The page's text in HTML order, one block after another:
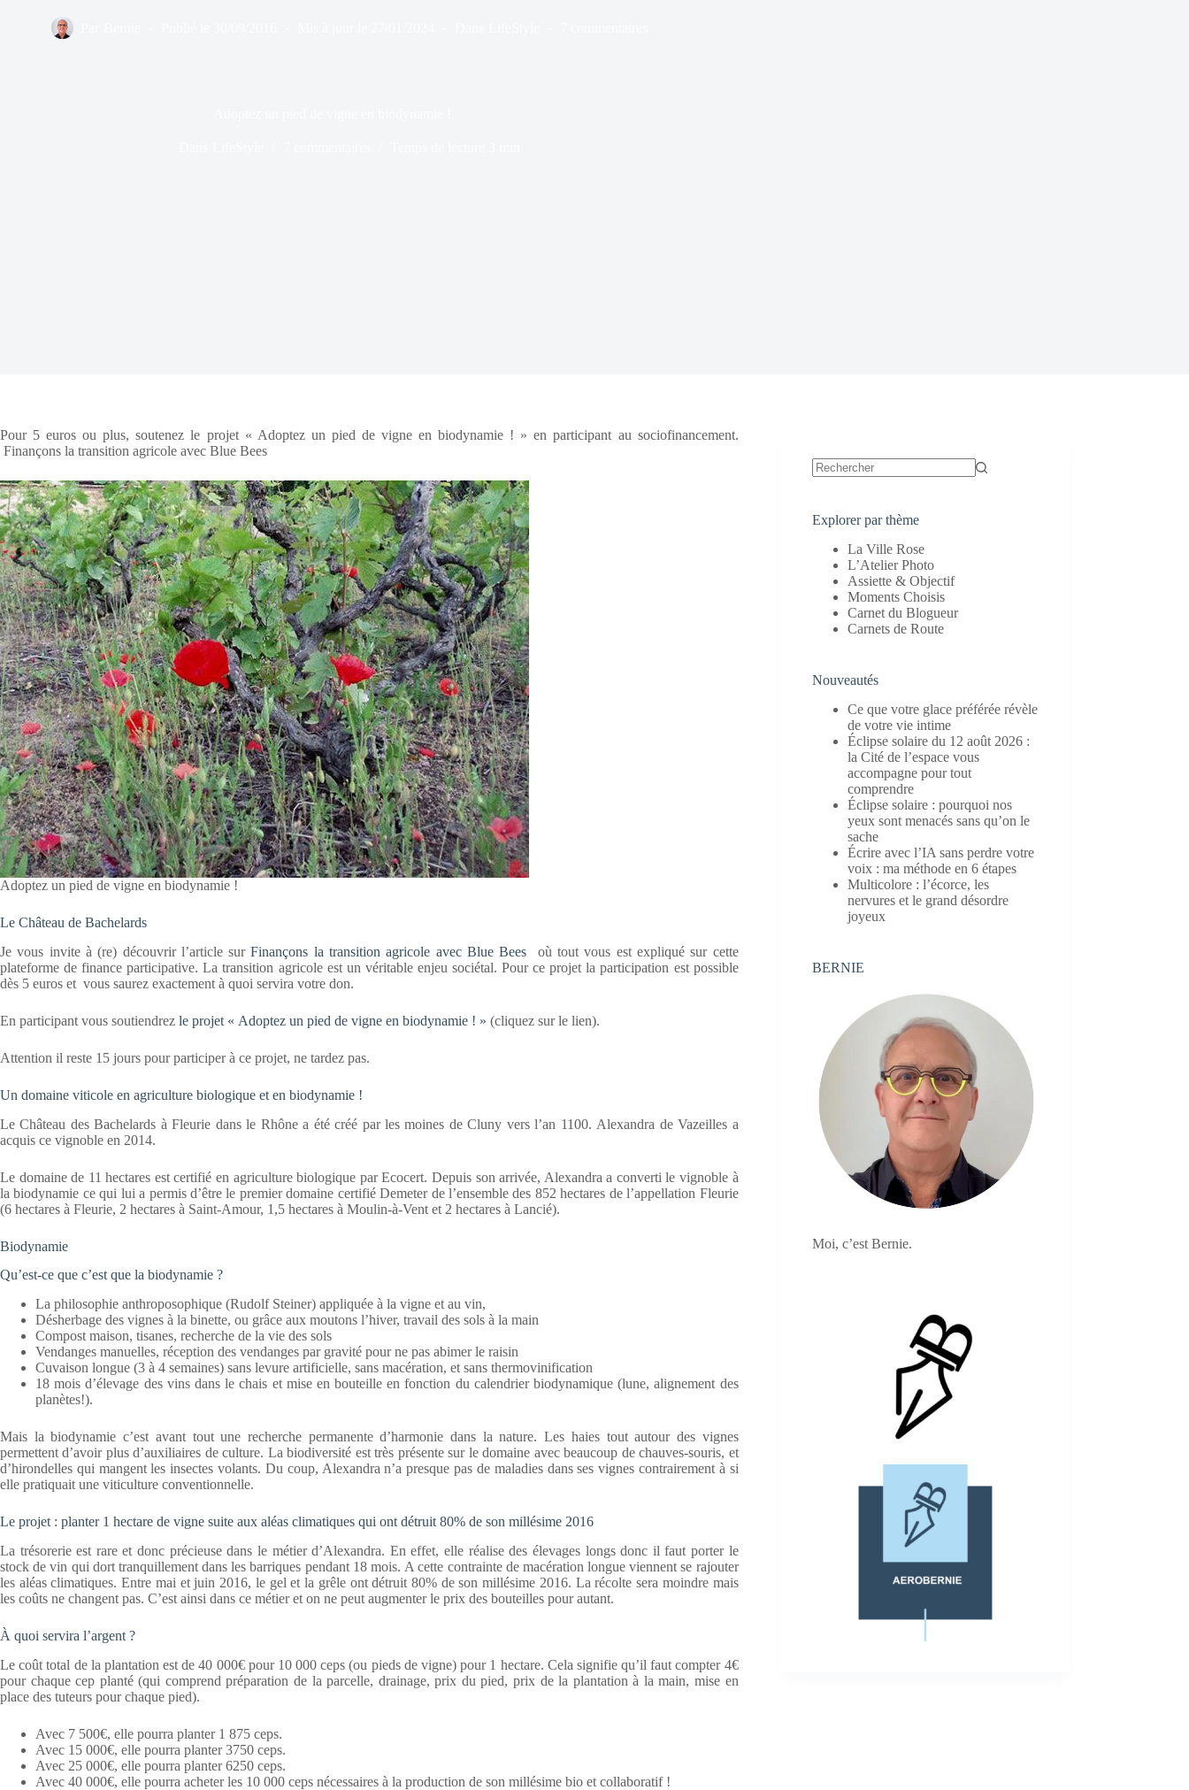
Pour 5 euros ou plus, soutenez le projet « Adoptez un pied de vigne en biodynamie ! » en participant au sociofinancement.
Finançons la transition agricole avec Blue Bees
Adoptez un pied de vigne en biodynamie !
Le Château de Bachelards
Je vous invite à (re) découvrir l’article surFinançons la transition agricole avec Blue Bees où tout vous est expliqué sur cette
plateforme de finance participative. La transition agricole est un véritable enjeu sociétal. Pour ce projet la participation est possible
dès 5 euros et vous saurez exactement à quoi servira votre don.
En participant vous soutiendrez le projet « Adoptez un pied de vigne en biodynamie ! » (cliquez sur le lien).
Attention il reste 15 jours pour participer à ce projet, ne tardez pas.
Un domaine viticole en agriculture biologique et en biodynamie !
Le Château des Bachelards à Fleurie dans le Rhône a été créé par les moines de Cluny vers l’an 1100. Alexandra de Vazeilles a
acquis ce vignoble en 2014.
Le domaine de 11 hectares est certifié en agriculture biologique par Ecocert. Depuis son arrivée, Alexandra a converti le vignoble à
la biodynamie ce qui lui a permis d’être le premier domaine certifié Demeter de l’ensemble des 852 hectares de l’appellation Fleurie
(6 hectares à Fleurie, 2 hectares à Saint-Amour, 1,5 hectares à Moulin-à-Vent et 2 hectares à Lancié).
Biodynamie
Qu’est-ce que c’est que la biodynamie ?
La philosophie anthroposophique (Rudolf Steiner) appliquée à la vigne et au vin,
Désherbage des vignes à la binette, ou grâce aux moutons l’hiver, travail des sols à la main
Compost maison, tisanes, recherche de la vie des sols
Vendanges manuelles, réception des vendanges par gravité pour ne pas abimer le raisin
Cuvaison longue (3 à 4 semaines) sans levure artificielle, sans macération, et sans thermovinification
18 mois d’élevage des vins dans le chais et mise en bouteille en fonction du calendrier biodynamique (lune, alignement des
planètes!).
Mais la biodynamie c’est avant tout une recherche permanente d’harmonie dans la nature. Les haies tout autour des vignes
permettent d’avoir plus d’auxiliaires de culture. La biodiversité est très présente sur le domaine avec beaucoup de chauves-souris, et
d’hirondelles qui mangent les insectes volants. Du coup, Alexandra n’a presque pas de maladies dans ses vignes contrairement à si
elle pratiquait une viticulture conventionnelle.
Le projet : planter 1 hectare de vigne suite aux aléas climatiques qui ont détruit 80% de son millésime 2016
La trésorerie est rare et donc précieuse dans le métier d’Alexandra. En effet, elle réalise des élevages longs donc il faut porter le
stock de vin qui dort tranquillement dans les barriques pendant 18 mois. A cette contrainte de macération longue viennent se rajouter
les aléas climatiques. Entre mai et juin 2016, le gel et la grêle ont détruit 80% de son millésime 2016. La récolte sera moindre mais
les coûts ne changent pas. C’est ainsi dans ce métier et on ne peut augmenter le prix des bouteilles pour autant.
À quoi servira l’argent ?
Le coût total de la plantation est de 40 000€ pour 10 000 ceps (ou pieds de vigne) pour 1 hectare. Cela signifie qu’il faut compter 4€
pour chaque cep planté (qui comprend préparation de la parcelle, drainage, prix du pied, prix de la plantation à la main, mise en
place des tuteurs pour chaque pied).
Avec 7 500€, elle pourra planter 1 875 ceps.
Avec 15 000€, elle pourra planter 3750 ceps.
Avec 25 000€, elle pourra planter 6250 ceps.
Avec 40 000€, elle pourra acheter les 10 000 ceps nécessaires à la production de son millésime bio et collaboratif !
Explorer par thème
La Ville Rose
L’Atelier Photo
Assiette & Objectif
Moments Choisis
Carnet du Blogueur
Carnets de Route
Nouveautés
Ce que votre glace préférée révèle
de votre vie intime
Éclipse solaire du 12 août 2026 :
la Cité de l’espace vous
accompagne pour tout
comprendre
Éclipse solaire : pourquoi nos
yeux sont menacés sans qu’on le
sache
Écrire avec l’IA sans perdre votre
voix : ma méthode en 6 étapes
Multicolore : l’écorce, les
nervures et le grand désordre
joyeux
BERNIE
Moi, c’est Bernie.